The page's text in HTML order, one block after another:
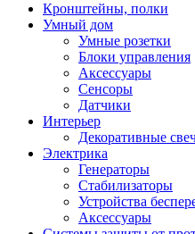
Кронштейны, полки
Умный дом
Умные розетки
Блоки управления
Аксессуары
Сенсоры
Датчики
Интерьер
Декоративные
Электрика
Генераторы
Стабилизаторы
Устройства
Аксессуары